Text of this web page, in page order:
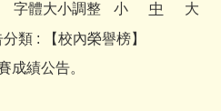
字體大小調整 小 中
大
類 :
【校內榮譽榜】
成績公告。